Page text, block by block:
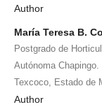
Author
María Teresa B.
Postgrado de
Autónoma
Texcoco, Estado de
Author